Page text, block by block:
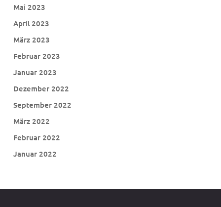
Mai 2023
April 2023
März 2023
Februar 2023
Januar 2023
Dezember 2022
September 2022
März 2022
Februar 2022
Januar 2022